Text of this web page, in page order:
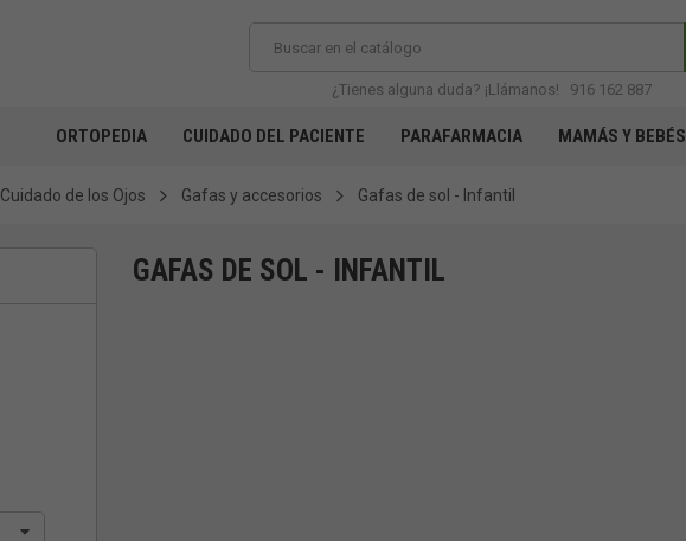
¿Tienes alguna duda? ¡Llámanos! 916 162 887
ORTOPEDIA CUIDADO DEL PACIENTE PARAFARMACIA MAMÁS Y BEBÉS
Cuidado de los Ojos Gafas y accesorios Gafas de sol - Infantil
GAFAS DE SOL - INFANTIL